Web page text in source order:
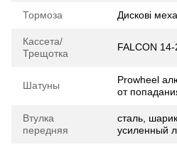
Тормоза Дискові
Кассета/
Трещотка
FALCON 14-
Шатуны
Prowheel
от
Втулка
передняя
сталь,
усиленный